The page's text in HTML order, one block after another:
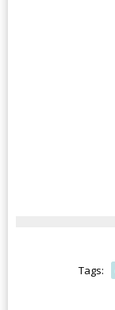
Tags: